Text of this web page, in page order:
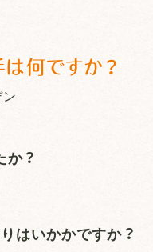
何ですか？
？
はいかかですか？